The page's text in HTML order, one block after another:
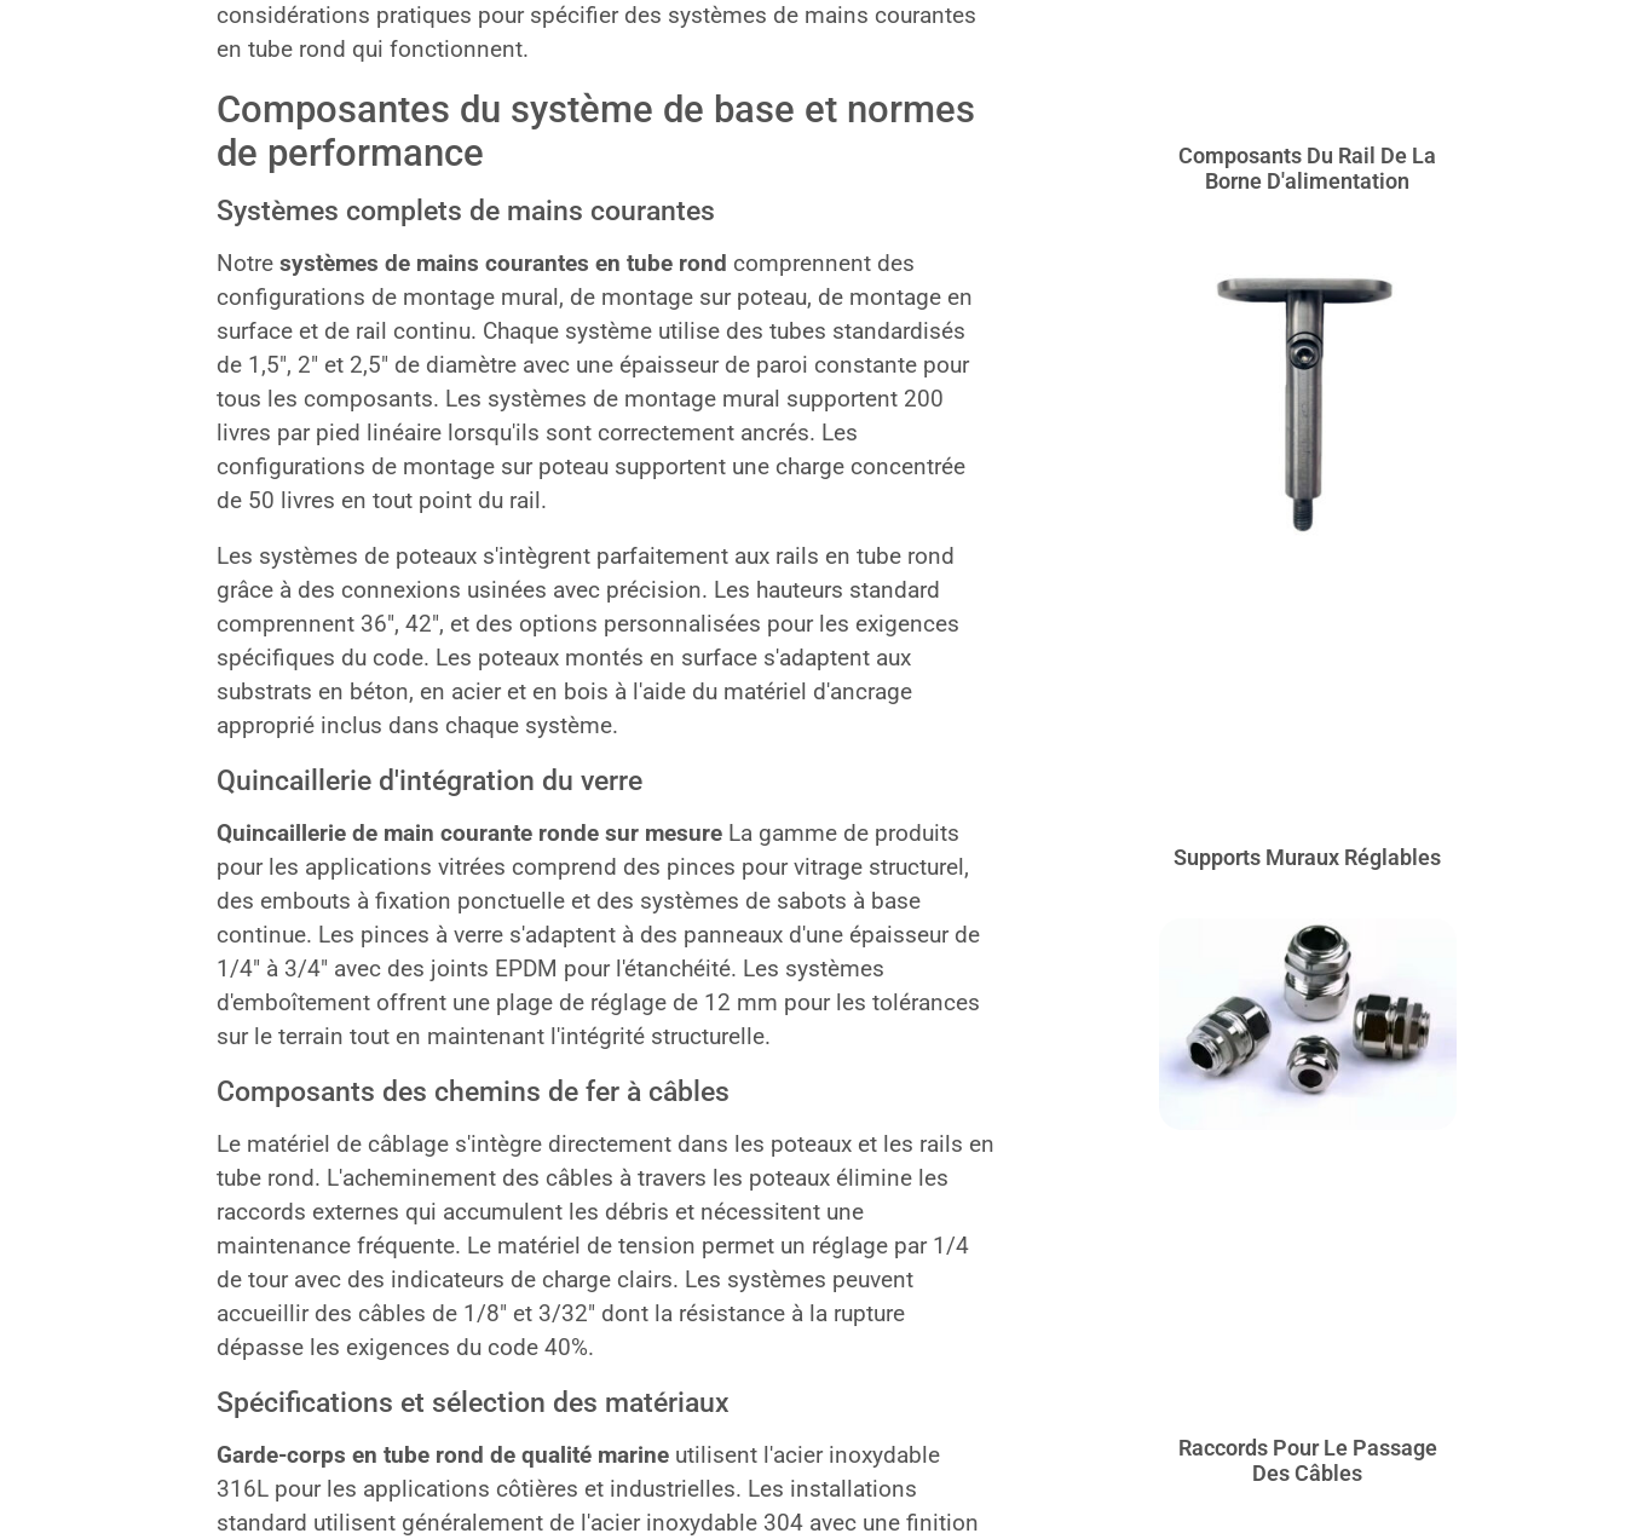
considérations pratiques pour spécifier des systèmes de mains courantes
en tube rond qui fonctionnent.
Composantes du système de base et normes
de performance
Systèmes complets de mains courantes
Notre systèmes de mains courantes en tube rond comprennent des
configurations de montage mural, de montage sur poteau, de montage en
surface et de rail continu. Chaque système utilise des tubes standardisés
de 1,5″, 2″ et 2,5″ de diamètre avec une épaisseur de paroi constante pour
tous les composants. Les systèmes de montage mural supportent 200
livres par pied linéaire lorsqu'ils sont correctement ancrés. Les
configurations de montage sur poteau supportent une charge concentrée
de 50 livres en tout point du rail.
Les systèmes de poteaux s'intègrent parfaitement aux rails en tube rond
grâce à des connexions usinées avec précision. Les hauteurs standard
comprennent 36″, 42″, et des options personnalisées pour les exigences
spécifiques du code. Les poteaux montés en surface s'adaptent aux
substrats en béton, en acier et en bois à l'aide du matériel d'ancrage
approprié inclus dans chaque système.
Quincaillerie d'intégration du verre
Quincaillerie de main courante ronde sur mesureLa gamme de produits
pour les applications vitrées comprend des pinces pour vitrage structurel,
des embouts à fixation ponctuelle et des systèmes de sabots à base
continue. Les pinces à verre s'adaptent à des panneaux d'une épaisseur de
1/4″ à 3/4″ avec des joints EPDM pour l'étanchéité. Les systèmes
d'emboîtement offrent une plage de réglage de 12 mm pour les tolérances
sur le terrain tout en maintenant l'intégrité structurelle.
Composants des chemins de fer à câbles
Le matériel de câblage s'intègre directement dans les poteaux et les rails en
tube rond. L'acheminement des câbles à travers les poteaux élimine les
raccords externes qui accumulent les débris et nécessitent une
maintenance fréquente. Le matériel de tension permet un réglage par 1/4
de tour avec des indicateurs de charge clairs. Les systèmes peuvent
accueillir des câbles de 1/8″ et 3/32″ dont la résistance à la rupture
dépasse les exigences du code 40%.
Spécifications et sélection des matériaux
Garde-corps en tube rond de qualité marineutilisent l'acier inoxydable
316L pour les applications côtières et industrielles. Les installations
standard utilisent généralement de l'acier inoxydable 304 avec une finition
Composants Du Rail De La
Borne D'alimentation
Supports Muraux Réglables
Raccords Pour Le Passage
Des Câbles